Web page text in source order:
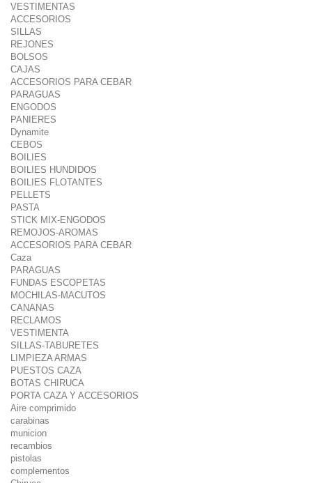
VESTIMENTAS
ACCESORIOS
SILLAS
REJONES
BOLSOS
CAJAS
ACCESORIOS PARA CEBAR
PARAGUAS
ENGODOS
PANIERES
Dynamite
CEBOS
BOILIES
BOILIES HUNDIDOS
BOILIES FLOTANTES
PELLETS
PASTA
STICK MIX-ENGODOS
REMOJOS-AROMAS
ACCESORIOS PARA CEBAR
Caza
PARAGUAS
FUNDAS ESCOPETAS
MOCHILAS-MACUTOS
CANANAS
RECLAMOS
VESTIMENTA
SILLAS-TABURETES
LIMPIEZA ARMAS
PUESTOS CAZA
BOTAS CHIRUCA
PORTA CAZA Y ACCESORIOS
Aire comprimido
carabinas
municion
recambios
pistolas
complementos